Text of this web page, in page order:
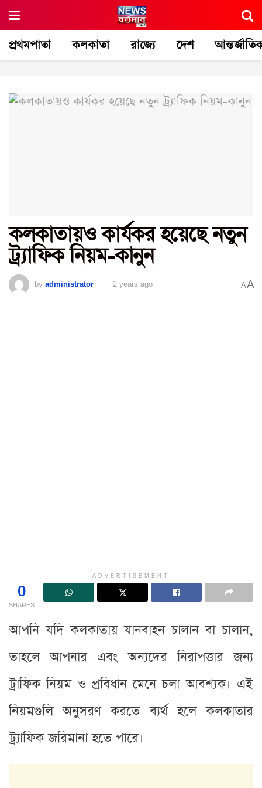
প্রথমপাতা কলকাতা রাজ্যে দেশ
কলকাতায়ও কার্যকর হয়েছে নতুন
ট্র্যাফিক নিয়ম-কানুন
by administrator 2 years ago AA
ADVERTISEMENT
0
SHARES
আপনি যদি কলকাতায় যানবাহন চালান বা চালান,
তাহলে আপনার এবং অন্যদের নিরাপত্তার জন্য
ট্রাফিক নিয়ম ও প্রবিধান মেনে চলা আবশ্যক। এই
নিয়মগুলি অনুসরণ করতে ব্যর্থ হলে কলকাতার
ট্র্যাফিক জরিমানা হতে পারে।